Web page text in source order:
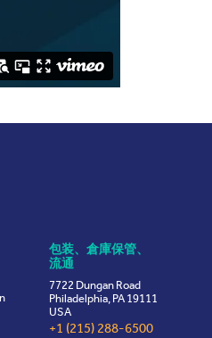
包装、倉庫保管、
流通
7722 Dungan Road
Philadelphia, PA 19111
USA
+1 (215) 288-6500